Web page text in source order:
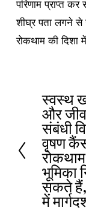
परिणाम प्राप्त
शीघ्र पता लगने
रोकथाम की दिशा
प
ह
ले
का
स्वस्थ
और
संबंधी
वृषण
भूमिका
सकते हैं,
में